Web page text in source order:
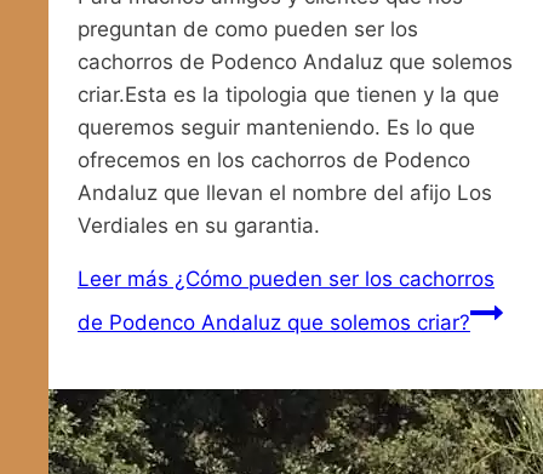
preguntan de como pueden ser los
cachorros de Podenco Andaluz que solemos
criar.Esta es la tipologia que tienen y la que
queremos seguir manteniendo. Es lo que
ofrecemos en los cachorros de Podenco
Andaluz que llevan el nombre del afijo Los
Verdiales en su garantia.
Leer más ¿Cómo pueden ser los cachorros
de Podenco Andaluz que solemos criar?